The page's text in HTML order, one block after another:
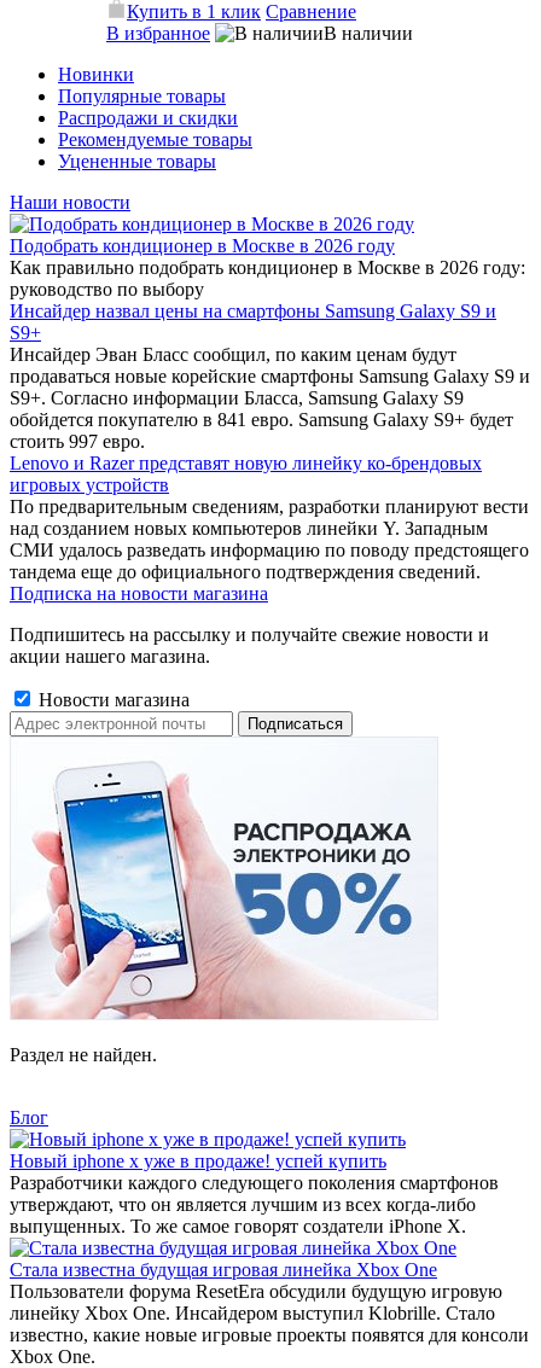
Купить в 1 клик Сравнение
В избранное
В наличии
Новинки
Популярные товары
Распродажи и скидки
Рекомендуемые товары
Уцененные товары
Наши новости
Подобрать кондиционер в Москве в 2026 году
Как правильно подобрать кондиционер в Москве в 2026 году:
руководство по выбору
Инсайдер назвал цены на смартфоны Samsung Galaxy S9 и
S9+
Инсайдер Эван Бласс сообщил, по каким ценам будут
продаваться новые корейские смартфоны Samsung Galaxy S9 и
S9+. Согласно информации Бласса, Samsung Galaxy S9
обойдется покупателю в 841 евро. Samsung Galaxy S9+ будет
стоить 997 евро.
Lenovo и Razer представят новую линейку ко-брендовых
игровых устройств
По предварительным сведениям, разработки планируют вести
над созданием новых компьютеров линейки Y. Западным
СМИ удалось разведать информацию по поводу предстоящего
тандема еще до официального подтверждения сведений.
Подписка на новости магазина
Подпишитесь на рассылку и получайте свежие новости и
акции нашего магазина.
Новости магазина
Раздел не найден.
Блог
Новый iphone x уже в продаже! успей купить
Разработчики каждого следующего поколения смартфонов
утверждают, что он является лучшим из всех когда-либо
выпущенных. То же самое говорят создатели iPhone X.
Стала известна будущая игровая линейка Xbox One
Пользователи форума ResetEra обсудили будущую игровую
линейку Xbox One. Инсайдером выступил Klobrille. Стало
известно, какие новые игровые проекты появятся для консоли
Xbox One.